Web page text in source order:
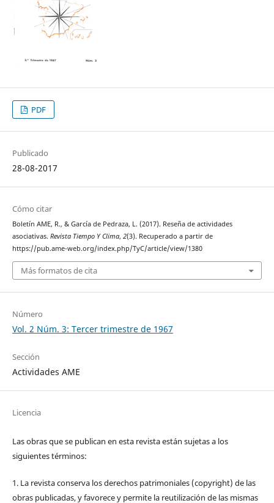
PDF
Publicado
28-08-2017
Cómo citar
Boletín AME, R., & García de Pedraza, L. (2017). Reseña de actividades
asociativas. Revista Tiempo Y Clima, 2(3). Recuperado a partir de
https://pub.ame-web.org/index.php/TyC/article/view/1380
Más formatos de cita
Número
Vol. 2 Núm. 3: Tercer trimestre de 1967
Sección
Actividades AME
Licencia
Las obras que se publican en esta revista están sujetas a los
siguientes términos:
1. La revista conserva los derechos patrimoniales (copyright) de las
obras publicadas, y favorece y permite la reutilización de las mismas